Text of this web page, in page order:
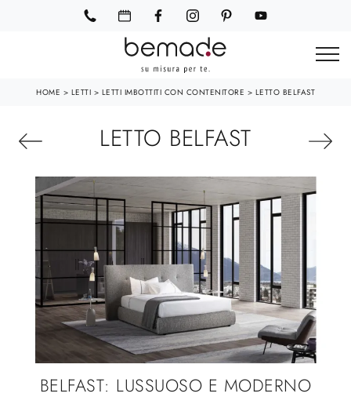
HOME > LETTI > LETTI IMBOTTITI CON CONTENITORE > LETTO BELFAST
LETTO BELFAST
BELFAST: LUSSUOSO E MODERNO